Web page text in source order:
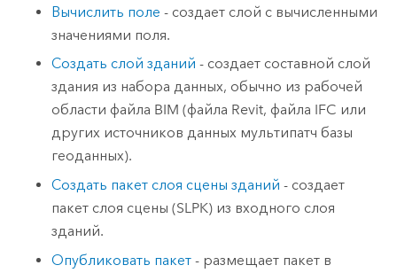
Вычислить поле - создает слой с вычисленными
значениями поля.
Создать слой зданий - создает составной слой
здания из набора данных, обычно из рабочей
области файла BIM (файла Revit, файла IFC или
других источников данных мультипатч базы
геоданных).
Создать пакет слоя сцены зданий - создает
пакет слоя сцены (SLPK) из входного слоя
зданий.
Опубликовать пакет - размещает пакет в